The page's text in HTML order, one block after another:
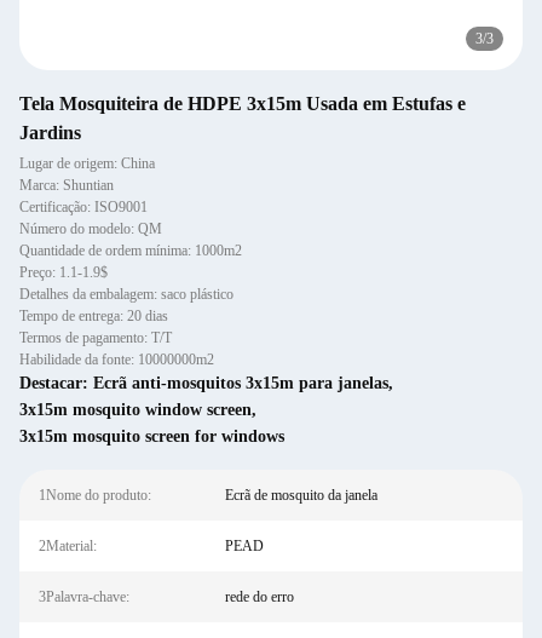
3/3
Tela Mosquiteira de HDPE 3x15m Usada em Estufas e
Jardins
Lugar de origem: China
Marca: Shuntian
Certificação: ISO9001
Número do modelo: QM
Quantidade de ordem mínima: 1000m2
Preço: 1.1-1.9$
Detalhes da embalagem: saco plástico
Tempo de entrega: 20 dias
Termos de pagamento: T/T
Habilidade da fonte: 10000000m2
Destacar: Ecrã anti-mosquitos 3x15m para janelas,
3x15m mosquito window screen,
3x15m mosquito screen for windows
1Nome do produto: Ecrã de mosquito da janela
2Material: PEAD
3Palavra-chave: rede do erro